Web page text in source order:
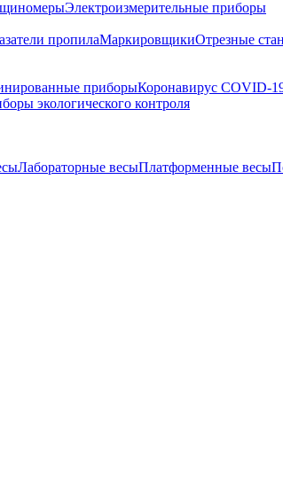
Электроизмерительные приборы
пропилаМаркировщикиОтрезные
приборыКоронавирус COVID-
экологического контроля
Лабораторные весыПлатформенные весы